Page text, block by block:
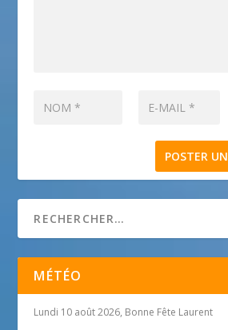
MÉTÉO
Lundi 10 août 2026, Bonne Fête Laurent